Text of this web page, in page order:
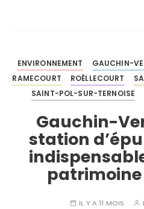
ENVIRONNEMENT GAUCHIN-
RAMECOURT
ROËLLECOURT
SAINT-POL-SUR-TERNOISE
Gauchin-
station
IL Y A 11 MOIS